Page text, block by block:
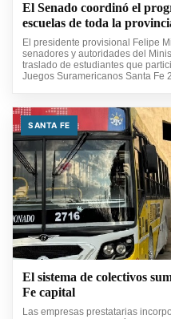
El Senado coordinó el
escuelas de toda la
El presidente provisional Felipe
senadores y autoridades del
traslado de estudiantes que
Juegos Suramericanos Santa Fe
SANTA FE
El sistema de colectivos
Fe capital
Las empresas prestatarias